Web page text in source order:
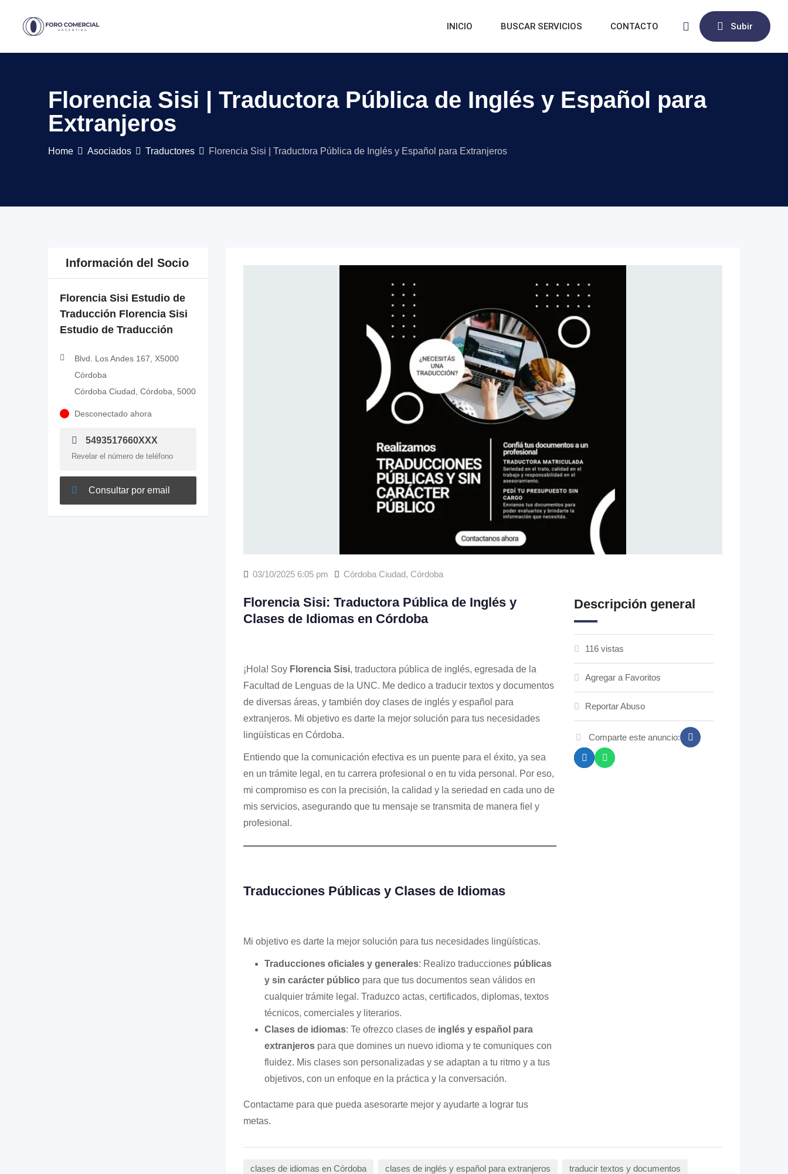
Subir
INICIO BUSCAR SERVICIOS CONTACTO
Florencia Sisi | Traductora Pública de Inglés y Español para
Extranjeros
Home Asociados Traductores Florencia Sisi | Traductora Pública de Inglés y Español para Extranjeros
Información del Socio
Florencia Sisi Estudio de
Traducción Florencia Sisi
Estudio de Traducción
Blvd. Los Andes 167, X5000
Córdoba
Córdoba Ciudad, Córdoba, 5000
Desconectado ahora
5493517660XXX
Revelar el número de teléfono
Consultar por email
03/10/2025 6:05 pm Córdoba Ciudad, Córdoba
Florencia Sisi: Traductora Pública de Inglés y
Clases de Idiomas en Córdoba
¡Hola! Soy Florencia Sisi, traductora pública de inglés, egresada de la
Facultad de Lenguas de la UNC. Me dedico a traducir textos y documentos
de diversas áreas, y también doy clases de inglés y español para
extranjeros. Mi objetivo es darte la mejor solución para tus necesidades
lingüísticas en Córdoba.
Entiendo que la comunicación efectiva es un puente para el éxito, ya sea
en un trámite legal, en tu carrera profesional o en tu vida personal. Por eso,
mi compromiso es con la precisión, la calidad y la seriedad en cada uno de
mis servicios, asegurando que tu mensaje se transmita de manera fiel y
profesional.
Traducciones Públicas y Clases de Idiomas
Mi objetivo es darte la mejor solución para tus necesidades lingüísticas.
Traducciones oficiales y generales: Realizo traducciones públicas
y sin carácter público para que tus documentos sean válidos en
cualquier trámite legal. Traduzco actas, certificados, diplomas, textos
técnicos, comerciales y literarios.
Clases de idiomas: Te ofrezco clases de inglés y español para
extranjerospara que domines un nuevo idioma y te comuniques con
fluidez. Mis clases son personalizadas y se adaptan a tu ritmo y a tus
objetivos, con un enfoque en la práctica y la conversación.
Contactame para que pueda asesorarte mejor y ayudarte a lograr tus
metas.
Descripción general
116 vistas
Agregar a Favoritos
Reportar Abuso
Comparte este anuncio:
clases de idiomas en Córdoba clases de inglés y español para extranjeros traducir textos y documentos